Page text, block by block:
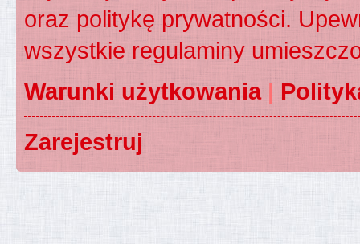
oraz politykę prywatności.
wszystkie regulaminy
Warunki użytkowania|
Zarejestruj